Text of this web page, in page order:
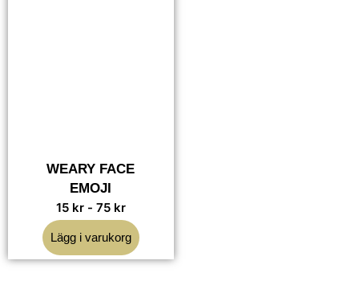
WEARY FACE
EMOJI
15 kr- 75 kr
Lägg i varukorg